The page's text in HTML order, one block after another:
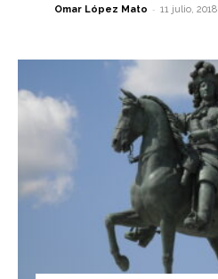
Omar López Mato - 11 julio, 2018